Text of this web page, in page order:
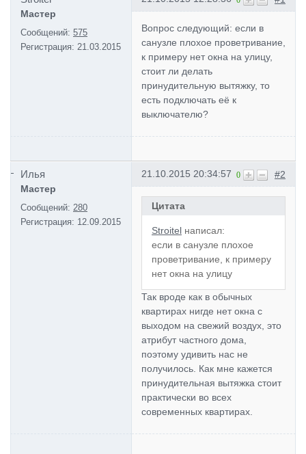
Мастер
Сообщений: 575
Регистрация: 21.03.2015
Вопрос следующий: если в
санузле плохое проветривание,
к примеру нет окна на улицу,
стоит ли делать
принудительную вытяжку, то
есть подключать её к
выключателю?
Илья
Мастер
Сообщений: 280
Регистрация: 12.09.2015
#2
0
21.10.2015 20:34:57
Цитата
Stroitel написал:
если в санузле плохое
проветривание, к примеру
нет окна на улицу
Так вроде как в обычных
квартирах нигде нет окна с
выходом на свежий воздух, это
атрибут частного дома,
поэтому удивить нас не
получилось. Как мне кажется
принудительная вытяжка стоит
практически во всех
современных квартирах.